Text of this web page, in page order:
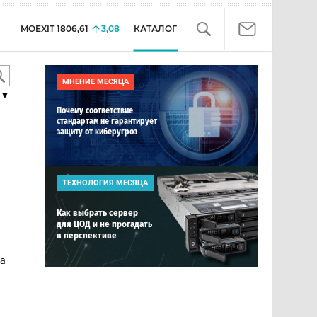
MOEXIT 1806,61 3,08 КАТАЛОГ
МНЕНИЕ МЕСЯЦА
Почему соответствие
стандартам не гарантирует
защиту от киберугроз
ТЕХНОЛОГИЯ МЕСЯЦА
Как выбрать сервер
для ЦОД и не прогадать
в перспективе